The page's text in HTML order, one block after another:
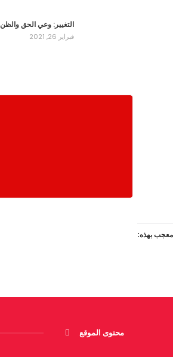
التغيير: وعي الحق والظن
فبراير 26, 2021
معجب بهذه:
محتوى الموقع